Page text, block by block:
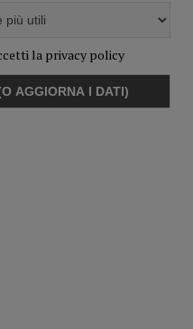
la privacy policy